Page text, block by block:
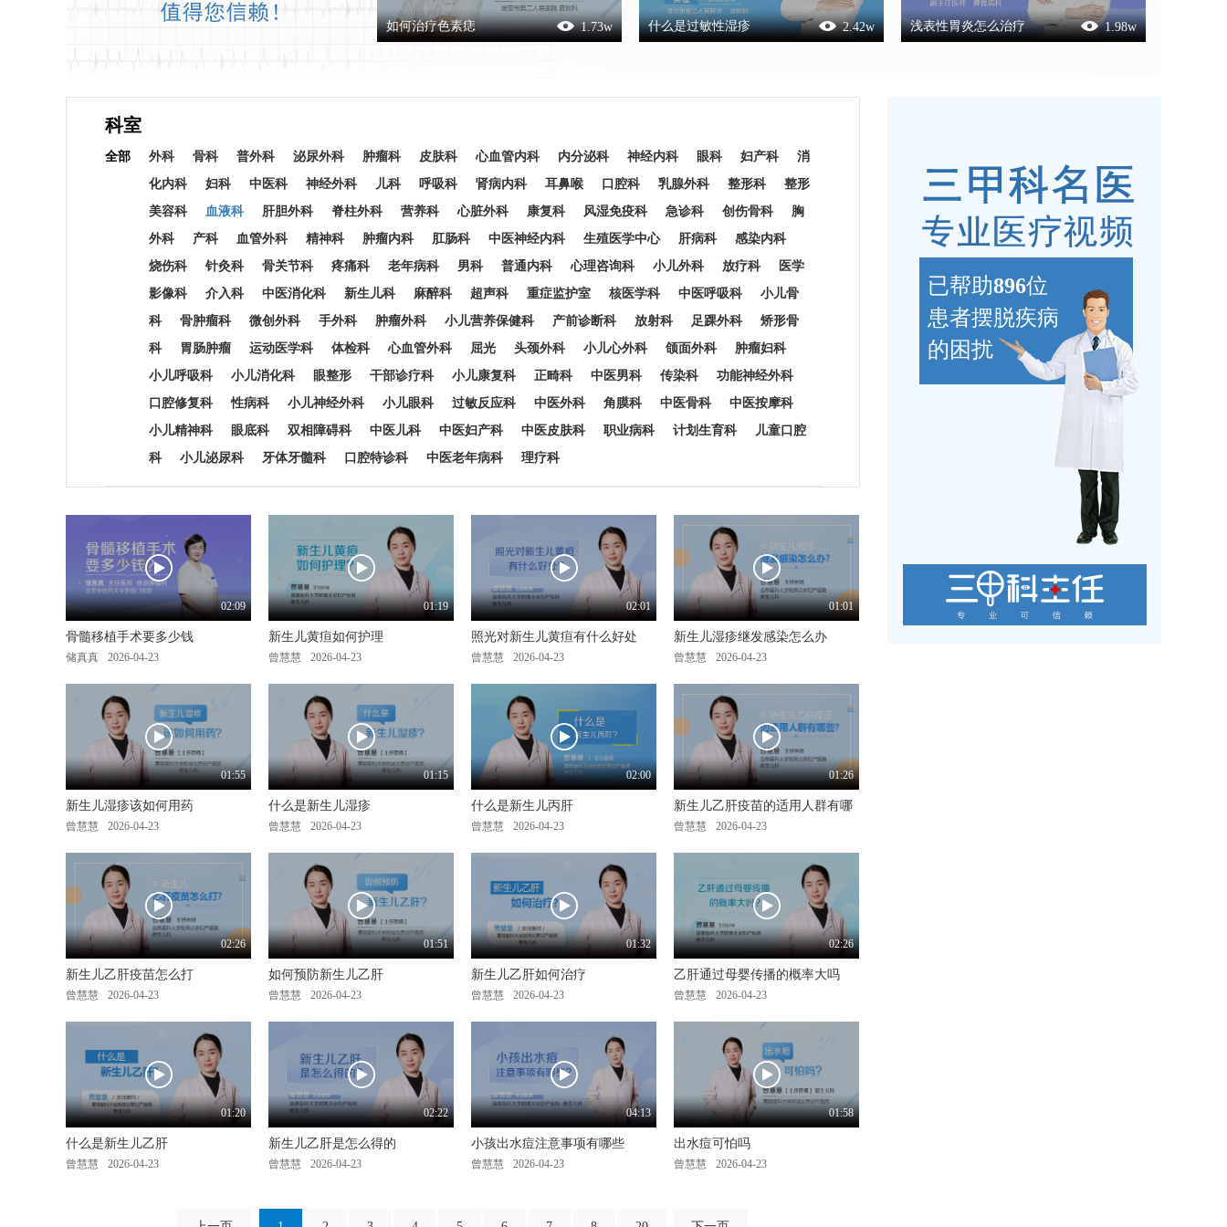
如何治疗色素痣 1.73w 什么是过敏性湿疹 2.42w 浅表性胃炎怎么治疗 1.98w
科室
全部 外科 骨科 普外科 泌尿外科 肿瘤科 皮肤科 心血管内科 内分泌科 神经内科 眼科 妇产科
消
化内科
妇科 中医科 神经外科 儿科 呼吸科 肾病内科 耳鼻喉 口腔科 乳腺外科 整形科
整形
美容科
血液科 肝胆外科 脊柱外科 营养科 心脏外科 康复科 风湿免疫科 急诊科 创伤骨科
胸
外科
产科 血管外科 精神科 肿瘤内科 肛肠科 中医神经内科 生殖医学中心 肝病科
感染内科
烧伤科
针灸科 骨关节科 疼痛科 老年病科 男科 普通内科 心理咨询科 小儿外科 放疗科
医学
影像科
介入科 中医消化科 新生儿科 麻醉科 超声科 重症监护室 核医学科 中医呼吸科
小儿骨
科
骨肿瘤科 微创外科 手外科 肿瘤外科 小儿营养保健科 产前诊断科 放射科 足踝外科
矫形骨
科
胃肠肿瘤 运动医学科 体检科 心血管外科 屈光 头颈外科 小儿心外科 颌面外科
肿瘤妇科
小儿呼吸科
小儿消化科 眼整形 干部诊疗科 小儿康复科 正畸科 中医男科 传染科
功能神经外科
口腔修复科
性病科 小儿神经外科 小儿眼科 过敏反应科 中医外科 角膜科 中医骨科
中医按摩科
小儿精神科
眼底科 双相障碍科 中医儿科 中医妇产科 中医皮肤科 职业病科 计划生育科
儿童口腔
科
小儿泌尿科 牙体牙髓科 口腔特诊科 中医老年病科 理疗科
02:09
骨髓移植手术要多少钱
储真真 2026-04-23
01:19
新生儿黄疸如何护理
曾慧慧 2026-04-23
02:01
照光对新生儿黄疸有什么好处
曾慧慧 2026-04-23
01:01
新生儿湿疹继发感染怎么办
曾慧慧 2026-04-23
01:55
新生儿湿疹该如何用药
曾慧慧 2026-04-23
01:15
什么是新生儿湿疹
曾慧慧 2026-04-23
02:00
什么是新生儿丙肝
曾慧慧 2026-04-23
01:26
新生儿乙肝疫苗的适用人群有哪
曾慧慧 2026-04-23
02:26
新生儿乙肝疫苗怎么打
曾慧慧 2026-04-23
01:51
如何预防新生儿乙肝
曾慧慧 2026-04-23
01:32
新生儿乙肝如何治疗
曾慧慧 2026-04-23
02:26
乙肝通过母婴传播的概率大吗
曾慧慧 2026-04-23
01:20
什么是新生儿乙肝
曾慧慧 2026-04-23
02:22
新生儿乙肝是怎么得的
曾慧慧 2026-04-23
04:13
小孩出水痘注意事项有哪些
曾慧慧 2026-04-23
01:58
出水痘可怕吗
曾慧慧 2026-04-23
已帮助896位
患者摆脱疾病
的困扰